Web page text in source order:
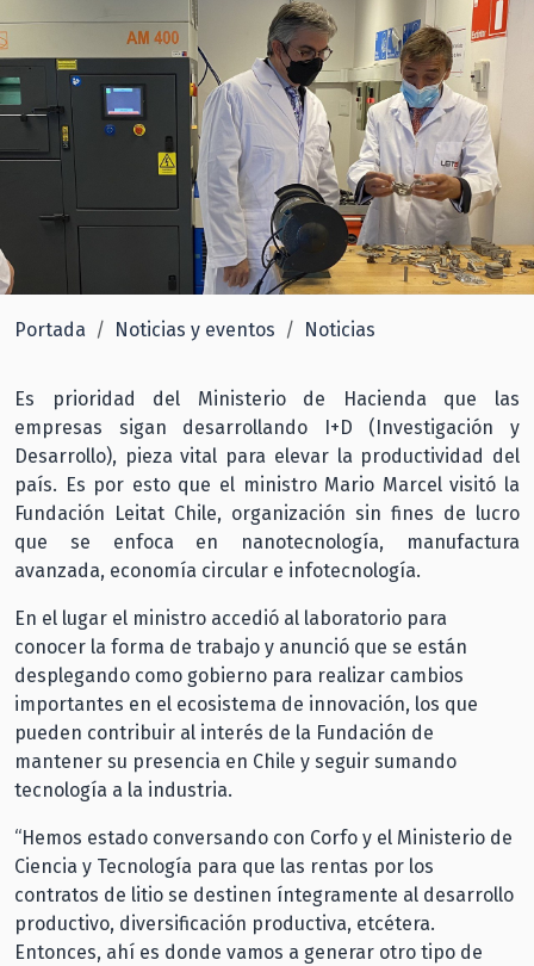
Portada Noticias y eventos Noticias
Es prioridad del Ministerio de Hacienda que las
empresas sigan desarrollando I+D (Investigación y
Desarrollo), pieza vital para elevar la productividad del
país. Es por esto que el ministro Mario Marcel visitó la
Fundación Leitat Chile, organización sin fines de lucro
que se enfoca en nanotecnología, manufactura
avanzada, economía circular e infotecnología.
En el lugar el ministro accedió al laboratorio para
conocer la forma de trabajo y anunció que se están
desplegando como gobierno para realizar cambios
importantes en el ecosistema de innovación, los que
pueden contribuir al interés de la Fundación de
mantener su presencia en Chile y seguir sumando
tecnología a la industria.
“Hemos estado conversando con Corfo y el Ministerio de
Ciencia y Tecnología para que las rentas por los
contratos de litio se destinen íntegramente al desarrollo
productivo, diversificación productiva, etcétera.
Entonces, ahí es donde vamos a generar otro tipo de